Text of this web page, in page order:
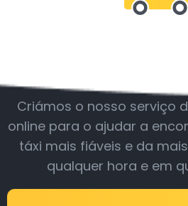
Criámos o nosso serviço
online para o ajudar a
táxi mais fiáveis e da
qualquer hora e em